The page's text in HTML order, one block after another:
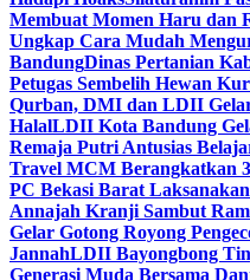
Membuat Momen Haru dan
Ungkap Cara Mudah
BandungDinas Pertanian
Petugas Sembelih Hewan
Qurban, DMI dan LDII
HalalLDII Kota Bandung
Remaja Putri Antusias
Travel MCM Berangkatkan
PC Bekasi Barat
Annajah Kranji Sambut
Gelar Gotong Royong
JannahLDII Bayongbong
Generasi Muda Bersama